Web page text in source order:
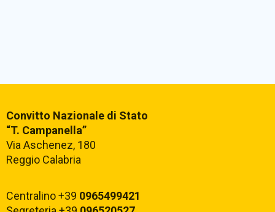
Convitto Nazionale di Stato
“T. Campanella”
Via Aschenez, 180
Reggio Calabria
Centralino +39 0965499421